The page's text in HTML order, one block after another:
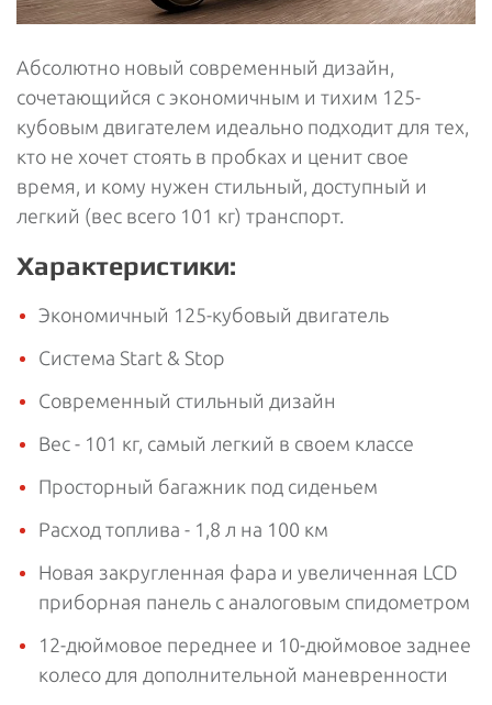
Абсолютно новый современный дизайн,
сочетающийся с экономичным и тихим 125-
кубовым двигателем идеально подходит для тех,
кто не хочет стоять в пробках и ценит свое
время, и кому нужен стильный, доступный и
легкий (вес всего 101 кг) транспорт.
Характеристики:
Экономичный 125-кубовый двигатель
Система Start & Stop
Современный стильный дизайн
Вес - 101 кг, самый легкий в своем классе
Просторный багажник под сиденьем
Расход топлива - 1,8 л на 100 км
Новая закругленная фара и увеличенная LCD
приборная панель с аналоговым спидометром
12-дюймовое переднее и 10-дюймовое заднее
колесо для дополнительной маневренности